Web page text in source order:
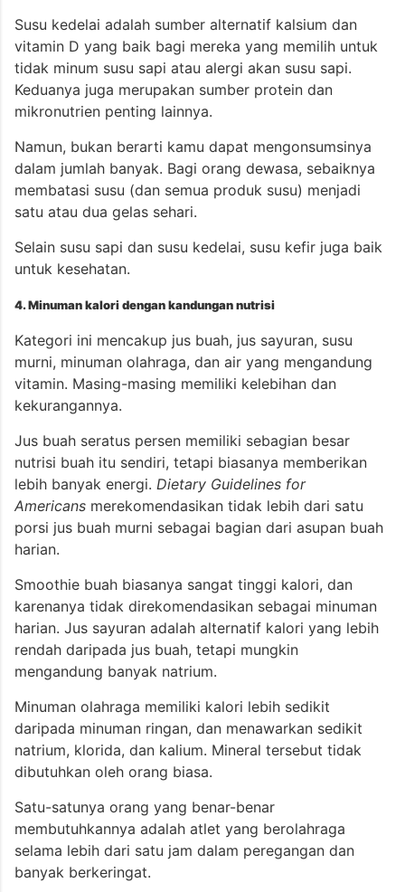
Susu kedelai adalah sumber alternatif kalsium dan
vitamin D yang baik bagi mereka yang memilih untuk
tidak minum susu sapi atau alergi akan susu sapi.
Keduanya juga merupakan sumber protein dan
mikronutrien penting lainnya.
Namun, bukan berarti kamu dapat mengonsumsinya
dalam jumlah banyak. Bagi orang dewasa, sebaiknya
membatasi susu (dan semua produk susu) menjadi
satu atau dua gelas sehari.
Selain susu sapi dan susu kedelai, susu kefir juga baik
untuk kesehatan.
4. Minuman kalori dengan kandungan nutrisi
Kategori ini mencakup jus buah, jus sayuran, susu
murni, minuman olahraga, dan air yang mengandung
vitamin. Masing-masing memiliki kelebihan dan
kekurangannya.
Jus buah seratus persen memiliki sebagian besar
nutrisi buah itu sendiri, tetapi biasanya memberikan
lebih banyak energi. Dietary Guidelines for
Americans merekomendasikan tidak lebih dari satu
porsi jus buah murni sebagai bagian dari asupan buah
harian.
Smoothie buah biasanya sangat tinggi kalori, dan
karenanya tidak direkomendasikan sebagai minuman
harian. Jus sayuran adalah alternatif kalori yang lebih
rendah daripada jus buah, tetapi mungkin
mengandung banyak natrium.
Minuman olahraga memiliki kalori lebih sedikit
daripada minuman ringan, dan menawarkan sedikit
natrium, klorida, dan kalium. Mineral tersebut tidak
dibutuhkan oleh orang biasa.
Satu-satunya orang yang benar-benar
membutuhkannya adalah atlet yang berolahraga
selama lebih dari satu jam dalam peregangan dan
banyak berkeringat.